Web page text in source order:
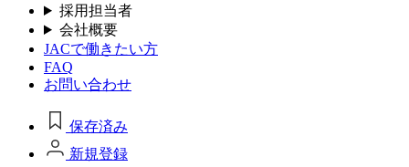
採用担当者
会社概要
JACで働きたい方
FAQ
お問い合わせ
保存済み
新規登録